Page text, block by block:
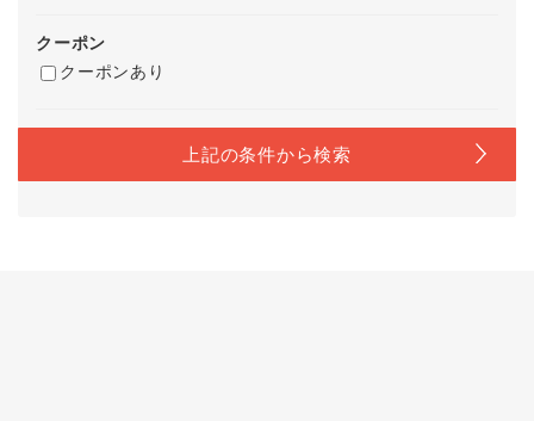
クーポン
クーポンあり